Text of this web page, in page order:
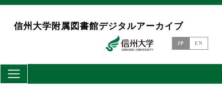
メインコンテンツに移動
信州大学附属図書館デジタルアーカイブ
JP EN